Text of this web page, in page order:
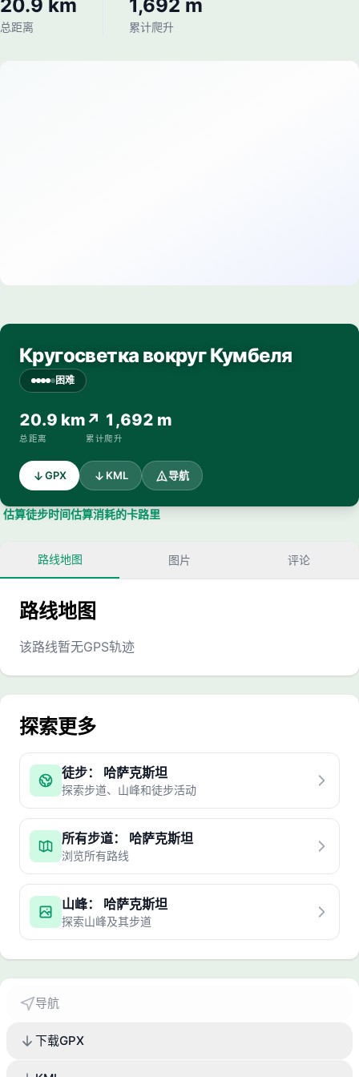
20.9 km
总距离
1,692 m
累计爬升
Кругосветка вокруг Кумбеля
困难
20.9 km
总距离
↗ 1,692 m
累计爬升
GPX KML 导航
估算徒步时间估算消耗的卡路里
路线地图 图片 评论
路线地图
该路线暂无GPS轨迹
探索更多
徒步： 哈萨克斯坦
探索步道、山峰和徒步活动
所有步道： 哈萨克斯坦
浏览所有路线
山峰： 哈萨克斯坦
探索山峰及其步道
导航
下载GPX